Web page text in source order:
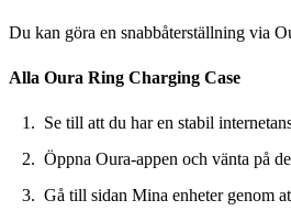
Du kan göra en snabbåterställning via
Alla Oura Ring Charging Case
Se till att du har en stabil
Öppna Oura-appen och vänta på
Gå till sidan Mina enheter genom